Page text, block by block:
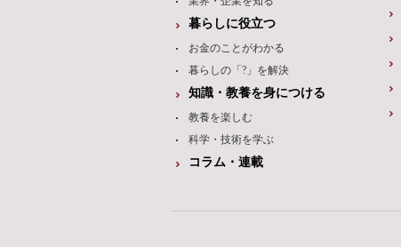
暮らしに役立つ
お金のことがわかる
暮らしの「?」を解決
知識・教養を身につける
教養を楽しむ
科学・技術を学ぶ
コラム・連載